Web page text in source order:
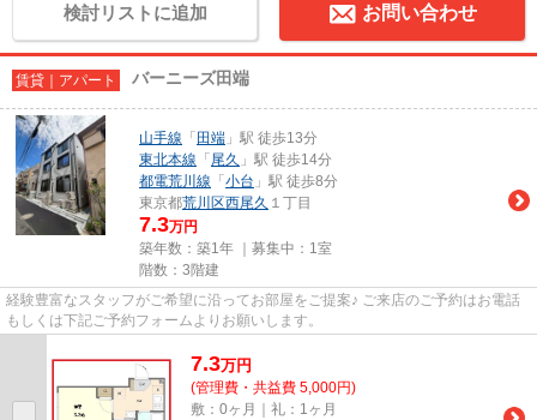
検討リストに追加 お問い合わせ
賃貸｜アパート バーニーズ田端
山手線 「 田端 」駅 徒歩13分
東北本線 「 尾久 」駅 徒歩14分
都電荒川線 「 小台 」駅 徒歩8分
東京都荒川区西尾久 １丁目
7.3万円
築年数：築1年 ｜募集中： 1室
階数：3階建
経験豊富なスタッフがご希望に沿ってお部屋をご提案♪ ご来店のご予約はお電話
もしくは下記ご予約フォームよりお願いします。
7.3万円
(管理費・共益費 5,000円)
敷：0ヶ月｜礼：1ヶ月